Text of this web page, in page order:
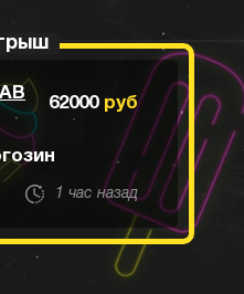
62000 руб
1 час назад